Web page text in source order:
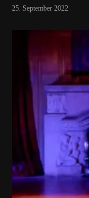
25. September 2022